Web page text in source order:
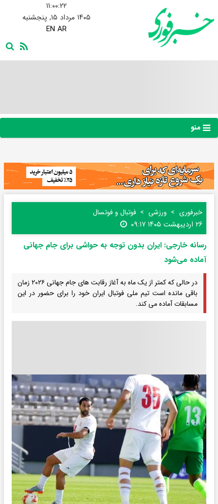
۱۱:۰۰:۲۳
۱۴۰۵ مرداد ۱۵, پنجشنبه
EN AR
منو
خبرفوری ورزشی فوتبال و فوتسال
۲۶ اردیبهشت ۱۴۰۵ ۰۹:۱۷
رسانه خارجی: ایران بدون توجه به حواشی برای جام جهانی
آماده می‌شود
در حالی که کمتر از یک ماه به آغاز رقابت های جام جهانی ۲۰۲۶ زمان
باقی مانده است تیم ملی فوتبال ایران خود را برای حضور در این
مسابقات آماده می کند.